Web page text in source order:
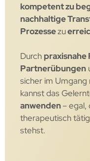
kompetent zu
nachhaltige
Prozessezu
Durch praxisnahe
Partnerübungen
sicher im
kannst das
anwenden– egal,
therapeutisch
stehst.